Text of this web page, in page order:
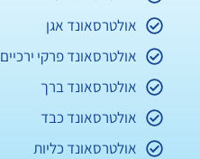
אולטרסאונד אגן
אולטרסאונד פרקי ירכיים
אולטרסאונד ברך
אולטרסאונד כבד
אולטרסאונד כליות